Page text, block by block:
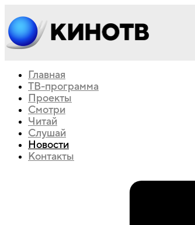
Главная
ТВ-программа
Проекты
Смотри
Читай
Слушай
Новости
Контакты